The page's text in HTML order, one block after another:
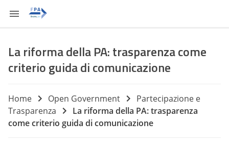
La riforma della PA: trasparenza come
criterio guida di comunicazione
Home Open Government
Partecipazione e
Trasparenza
La riforma della PA: trasparenza
come criterio guida di comunicazione